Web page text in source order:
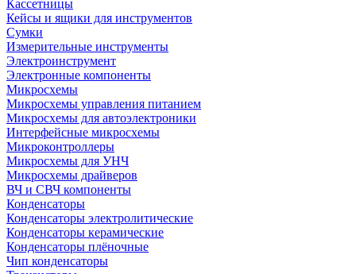
Кассетницы
Кейсы и ящики для инструментов
Сумки
Измерительные инструменты
Электроинструмент
Электронные компоненты
Микросхемы
Микросхемы управления питанием
Микросхемы для автоэлектроники
Интерфейсные микросхемы
Микроконтроллеры
Микросхемы для УНЧ
Микросхемы драйверов
ВЧ и СВЧ компоненты
Конденсаторы
Конденсаторы электролитические
Конденсаторы керамические
Конденсаторы плёночные
Чип конденсаторы